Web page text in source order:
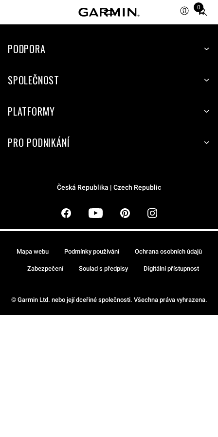
0
Total
items
cart:
PODPORA
SPOLEČNOST
PLATFORMY
PRO PODNIKÁNÍ
Česká Republika | Czech Republic
© Garmin Ltd. nebo její dceřiné společnosti. Všechna práva vyhrazena.
Mapa webu Podmínky používání Ochrana osobních údajů
Zabezpečení Soulad s předpisy Digitální přístupnost